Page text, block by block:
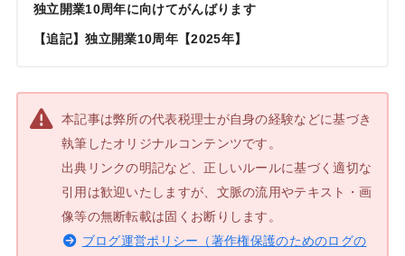
独立開業10周年に向けてがんばります
【追記】独立開業10周年【2025年】
本記事は弊所の代表税理士が自身の経験などに基づき
執筆したオリジナルコンテンツです。
出典リンクの明記など、正しいルールに基づく適切な
引用は歓迎いたしますが、文脈の流用やテキスト・画
像等の無断転載は固くお断りします。
ブログ運営ポリシー（著作権保護のためのログの